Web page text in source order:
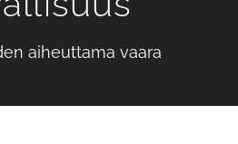
aiheuttama vaara